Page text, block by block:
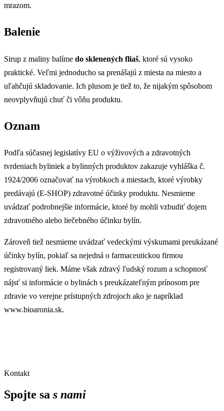
mrazom.
Balenie
Sirup z maliny balíme do sklenených fliaš, ktoré sú vysoko
praktické. Veľmi jednoducho sa prenášajú z miesta na miesto a
uľahčujú skladovanie. Ich plusom je tiež to, že nijakým spôsobom
neovplyvňujú chuť či vôňu produktu.
Oznam
Podľa súčasnej legislatívy EU o výživových a zdravotných
tvrdeniach byliniek a bylinných produktov zakazuje vyhláška č.
1924/2006 označovať na výrobkoch a miestach, ktoré výrobky
predávajú (E-SHOP) zdravotné účinky produktu. Nesmieme
uvádzať podrobnejšie informácie, ktoré by mohli vzbudiť dojem
zdravotného alebo liečebného účinku bylín.
Zároveň tiež nesmieme uvádzať vedeckými výskumami preukázané
účinky bylín, pokiaľ sa nejedná o farmaceutickou firmou
registrovaný liek. Máme však zdravý ľudský rozum a schopnosť
nájsť si informácie o bylinách s preukázateľným prínosom pre
zdravie vo verejne prístupných zdrojoch ako je napríklad
www.bioaronia.sk.
Kontakt
Spojte sa s nami